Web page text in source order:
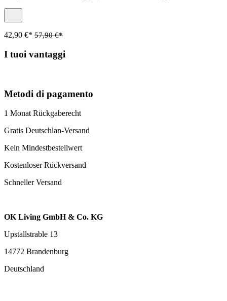
42,90 €* 57,90 €*
I tuoi vantaggi
Metodi di pagamento
1 Monat Rückgaberecht
Gratis Deutschlan-Versand
Kein Mindestbestellwert
Kostenloser Rückversand
Schneller Versand
OK Living GmbH & Co. KG
Upstallstrable 13
14772 Brandenburg
Deutschland